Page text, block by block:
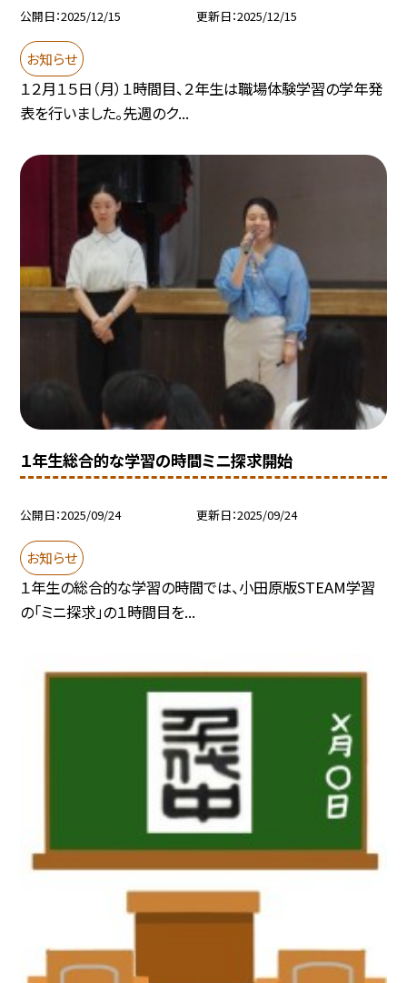
公開日 2025/12/15 更新日 2025/12/15
お知らせ
１２月１５日（月）１時間目、２年生は職場体験学習の学年発
表を行いました。先週のク...
１年生総合的な学習の時間ミニ探求開始
公開日 2025/09/24 更新日 2025/09/24
お知らせ
１年生の総合的な学習の時間では、小田原版STEAM学習
の「ミニ探求」の１時間目を...